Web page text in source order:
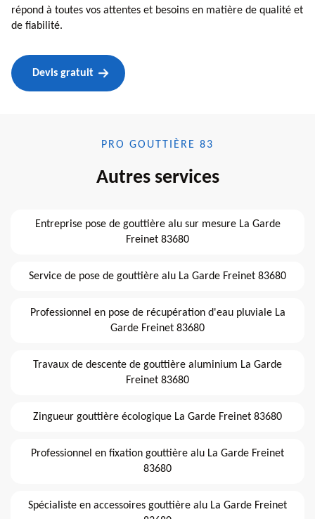
répond à toutes vos attentes et besoins en matière de qualité et
de fiabilité.
Devis gratuit
PRO GOUTTIÈRE 83
Autres services
Entreprise pose de gouttière alu sur mesure La Garde
Freinet 83680
Service de pose de gouttière alu La Garde Freinet 83680
Professionnel en pose de récupération d'eau pluviale La
Garde Freinet 83680
Travaux de descente de gouttière aluminium La Garde
Freinet 83680
Zingueur gouttière écologique La Garde Freinet 83680
Professionnel en fixation gouttière alu La Garde Freinet
83680
Spécialiste en accessoires gouttière alu La Garde Freinet